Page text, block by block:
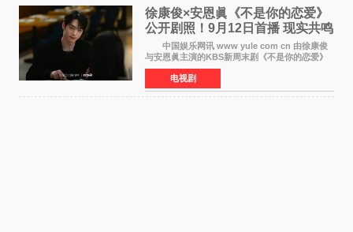
徐康俊×安恩眞《不是你的恋爱》
公开剧照！9月12日首播 现实共鸣
罗曼史来袭
中国娱乐网讯 www yule com cn 由徐康俊
与安恩眞主演的KBS新周末剧《不是你的恋爱》
于近日公开首波剧照，正式定档9月12日首
播。 剧照中，徐康俊与安恩眞并肩而坐，眼
神中流露出复杂而微
电视剧